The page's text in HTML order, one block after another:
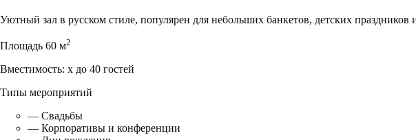
Уютный зал в русском стиле, популярен для небольших банкетов, детских
Площадь 60 м2
Вместимость: x до 40 гостей
Типы мероприятий
— Свадьбы
— Корпоративы и конференции